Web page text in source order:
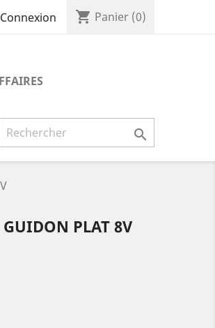
Connexion shopping_cart Panier (0)

PLAT 8V